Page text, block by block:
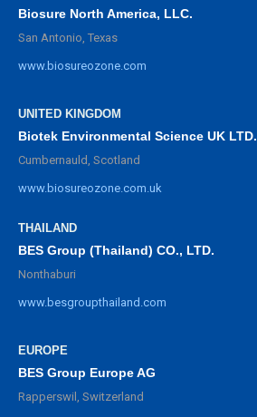
Biosure North America, LLC.
San Antonio, Texas
www.biosureozone.com
UNITED KINGDOM
Biotek Environmental Science UK LTD.
Cumbernauld, Scotland
www.biosureozone.com.uk
THAILAND
BES Group (Thailand) CO., LTD.
Nonthaburi
www.besgroupthailand.com
EUROPE
BES Group Europe AG
Rapperswil, Switzerland